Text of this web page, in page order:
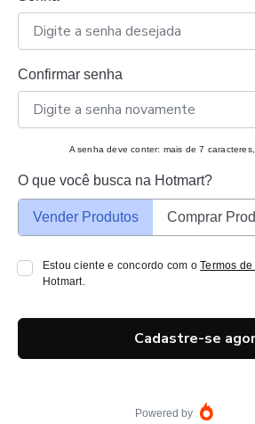
Confirmar senha
A senha deve conter: mais de 7
O que você busca na Hotmart?
Vender Produtos Comprar
Estou ciente e concordo com oTermos de
Hotmart.
Cadastre-se
Powered by